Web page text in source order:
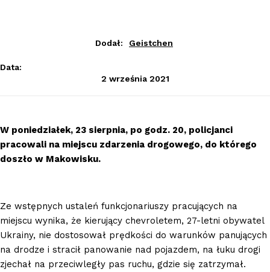
Dodał: Geistchen
Data:
2 września 2021
W poniedziałek, 23 sierpnia, po godz. 20, policjanci
pracowali na miejscu zdarzenia drogowego, do którego
doszło w Makowisku.
Ze wstępnych ustaleń funkcjonariuszy pracujących na
miejscu wynika, że kierujący chevroletem, 27-letni obywatel
Ukrainy, nie dostosował prędkości do warunków panujących
na drodze i stracił panowanie nad pojazdem, na łuku drogi
zjechał na przeciwległy pas ruchu, gdzie się zatrzymał.